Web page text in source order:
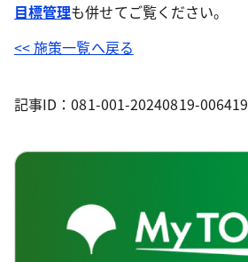
目標管理も併せてご覧ください。
<< 施策一覧へ戻る
記事ID：081-001-20240819-006419